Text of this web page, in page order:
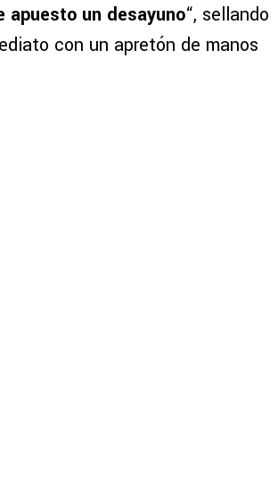
apuesto un desayuno“, sellando
con un apretón de manos